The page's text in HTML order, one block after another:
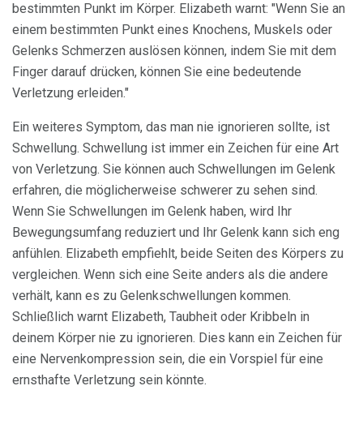
bestimmten Punkt im Körper. Elizabeth warnt: "Wenn Sie an
einem bestimmten Punkt eines Knochens, Muskels oder
Gelenks Schmerzen auslösen können, indem Sie mit dem
Finger darauf drücken, können Sie eine bedeutende
Verletzung erleiden."
Ein weiteres Symptom, das man nie ignorieren sollte, ist
Schwellung. Schwellung ist immer ein Zeichen für eine Art
von Verletzung. Sie können auch Schwellungen im Gelenk
erfahren, die möglicherweise schwerer zu sehen sind.
Wenn Sie Schwellungen im Gelenk haben, wird Ihr
Bewegungsumfang reduziert und Ihr Gelenk kann sich eng
anfühlen. Elizabeth empfiehlt, beide Seiten des Körpers zu
vergleichen. Wenn sich eine Seite anders als die andere
verhält, kann es zu Gelenkschwellungen kommen.
Schließlich warnt Elizabeth, Taubheit oder Kribbeln in
deinem Körper nie zu ignorieren. Dies kann ein Zeichen für
eine Nervenkompression sein, die ein Vorspiel für eine
ernsthafte Verletzung sein könnte.